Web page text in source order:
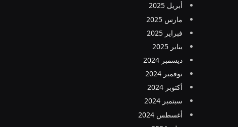
أبريل 2025
مارس 2025
فبراير 2025
يناير 2025
ديسمبر 2024
نوفمبر 2024
أكتوبر 2024
سبتمبر 2024
أغسطس 2024